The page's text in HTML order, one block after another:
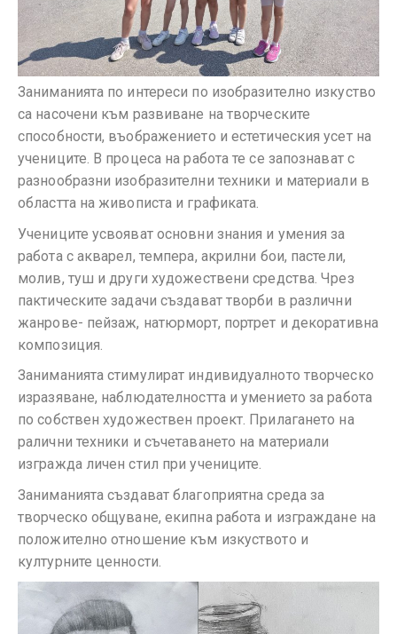
Заниманията по интереси по изобразително изкуство
са насочени към развиване на творческите
способности, въображението и естетическия усет на
учениците. В процеса на работа те се запознават с
разнообразни изобразителни техники и материали в
областта на живописта и графиката.
Учениците усвояват основни знания и умения за
работа с акварел, темпера, акрилни бои, пастели,
молив, туш и други художествени средства. Чрез
пактическите задачи създават творби в различни
жанрове- пейзаж, натюрморт, портрет и декоративна
композиция.
Заниманията стимулират индивидуалното творческо
изразяване, наблюдателността и умението за работа
по собствен художествен проект. Прилагането на
ралични техники и съчетаването на материали
изгражда личен стил при учениците.
Заниманията създават благоприятна среда за
творческо общуване, екипна работа и изграждане на
положително отношение към изкуството и
културните ценности.